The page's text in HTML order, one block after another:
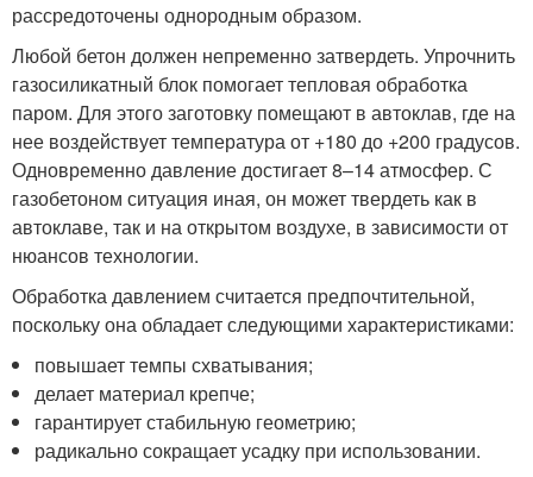
рассредоточены однородным образом.
Любой бетон должен непременно затвердеть. Упрочнить
газосиликатный блок помогает тепловая обработка
паром. Для этого заготовку помещают в автоклав, где на
нее воздействует температура от +180 до +200 градусов.
Одновременно давление достигает 8–14 атмосфер. С
газобетоном ситуация иная, он может твердеть как в
автоклаве, так и на открытом воздухе, в зависимости от
нюансов технологии.
Обработка давлением считается предпочтительной,
поскольку она обладает следующими характеристиками:
повышает темпы схватывания;
делает материал крепче;
гарантирует стабильную геометрию;
радикально сокращает усадку при использовании.